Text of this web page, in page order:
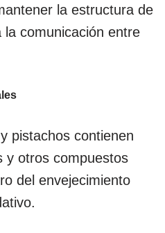
la estructura de
comunicación entre
pistachos contienen
y otros compuestos
del envejecimiento